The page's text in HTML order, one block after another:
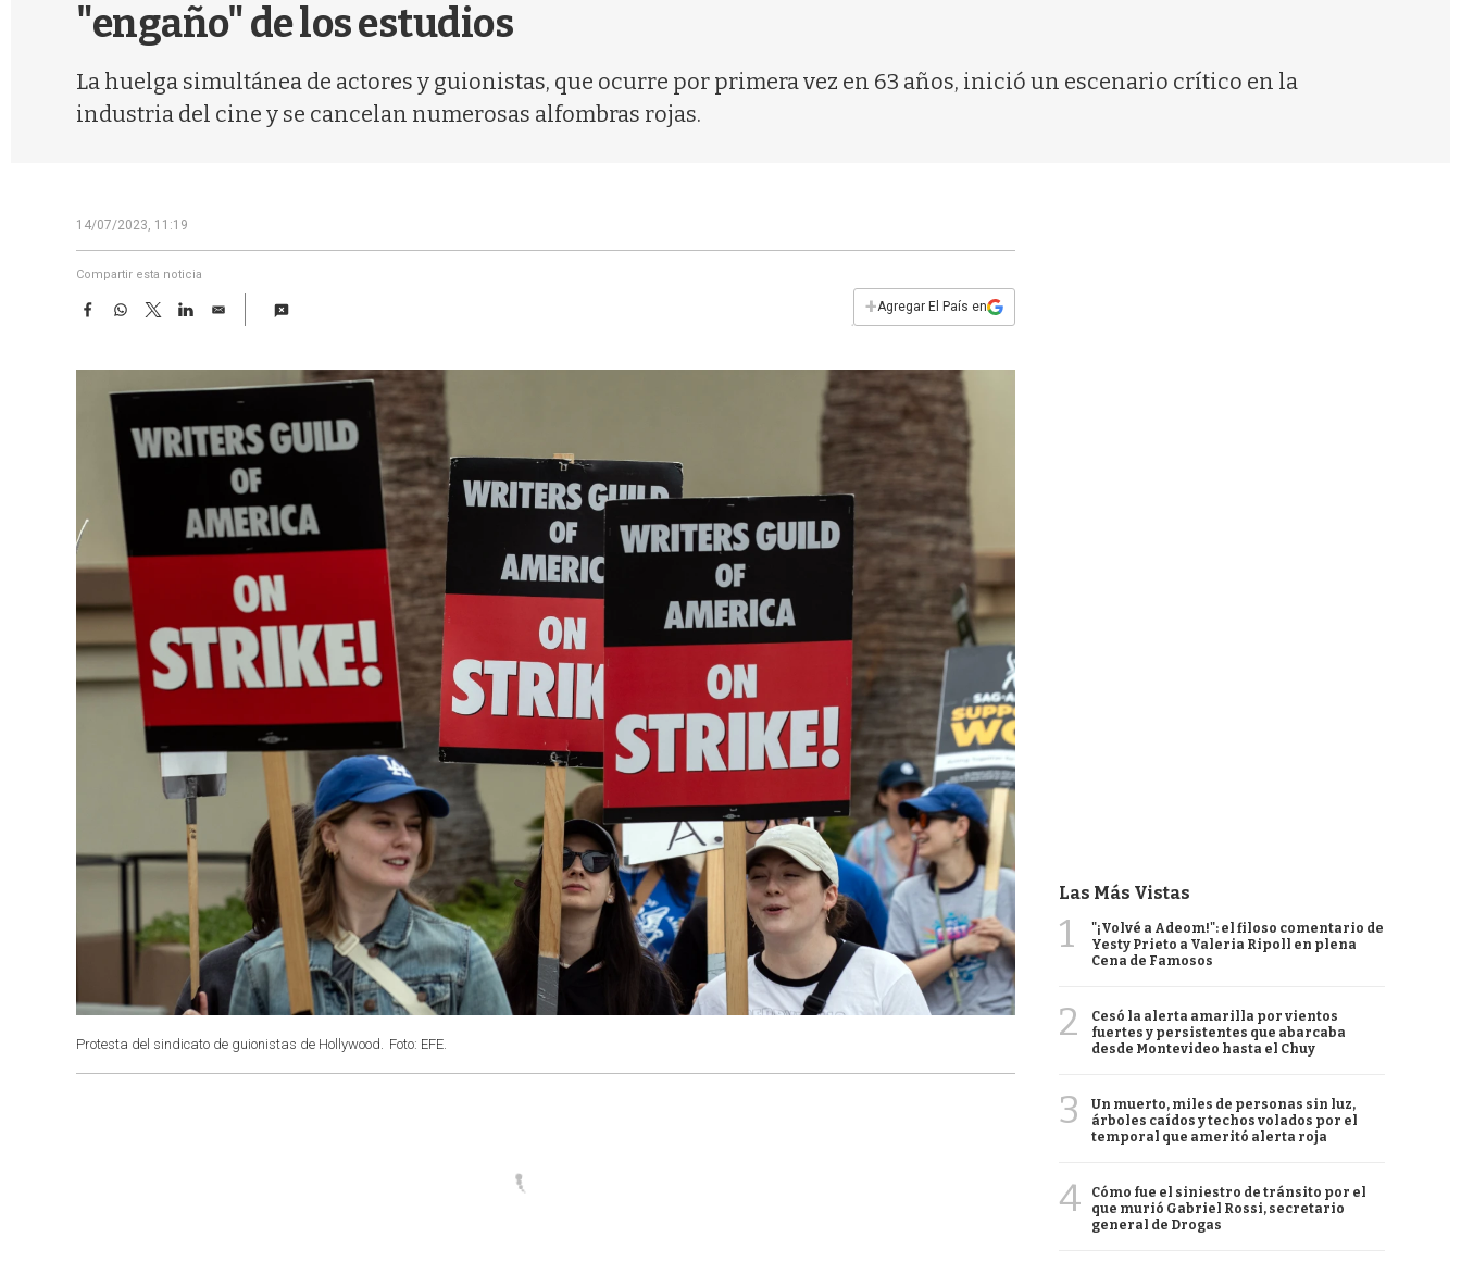
"engaño" de los estudios
La huelga simultánea de actores y guionistas, que ocurre por primera vez en 63 años, inició un escenario crítico en la
industria del cine y se cancelan numerosas alfombras rojas.
14/07/2023, 11:19
Compartir esta noticia
F
e
W
t
s
p
T
w
t
t
r
L
k
e
I
n
E
i
l
+Agregar El País en
Protesta del sindicato de guionistas de Hollywood. Foto: EFE.
Las Más Vistas
1
"¡Volvé a Adeom!": el filoso comentario de
Yesty Prieto a Valeria Ripoll en plena
Cena de Famosos
2
Cesó la alerta amarilla por vientos
fuertes y persistentes que abarcaba
desde Montevideo hasta el Chuy
3
Un muerto, miles de personas sin luz,
árboles caídos y techos volados por el
temporal que ameritó alerta roja
4
Cómo fue el siniestro de tránsito por el
que murió Gabriel Rossi, secretario
general de Drogas